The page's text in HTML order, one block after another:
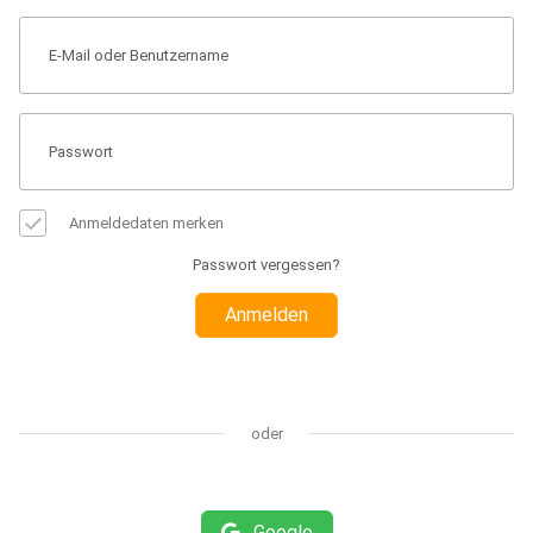
Anmeldedaten merken
Passwort vergessen?
Anmelden
oder